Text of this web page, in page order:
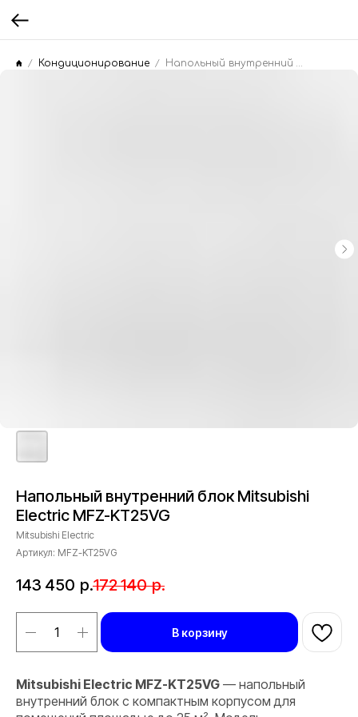
Кондиционирование
Напольный внутренний блок Mitsubishi
Electric MFZ-KT25VG
Mitsubishi Electric
Артикул: MFZ-KT25VG
143 450 р.172 140 р.
В корзину
Mitsubishi Electric MFZ-KT25VG — напольный
внутренний блок с компактным корпусом для